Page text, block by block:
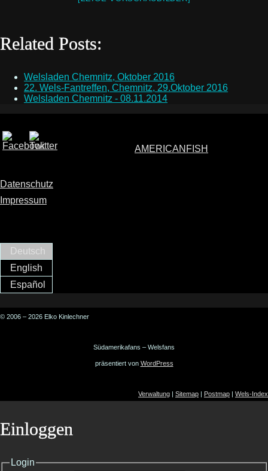
Related Posts:
Welsladen Chemnitz, Oktober 2016
22. Wels-Fantreffen, Chemnitz, 29.Oktober 2016
Welsladen Chemnitz - 08.11.2014
AMERICANFISH
Datenschutz
Impressum
Deutsch
English
Español
© 2006 – 2026 Elko Kinlechner
Südamerikafans – Welsfans
präsentiert von WordPress
Verwaltung | Sitemap | Postmap | Wels-Index
Einloggen
Login